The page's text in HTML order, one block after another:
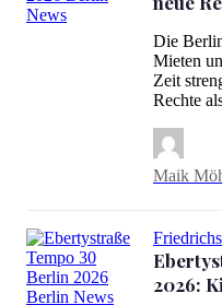
Berliner Mietpreisbremse
Die
Mieten
Zeit
Rechte
Maik
2026: